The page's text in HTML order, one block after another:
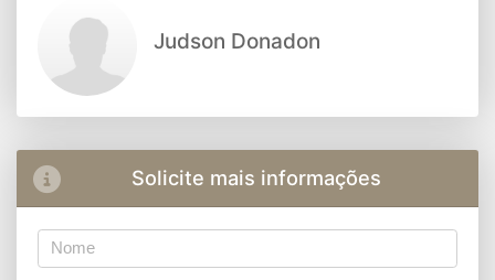
Judson Donadon
Solicite mais informações